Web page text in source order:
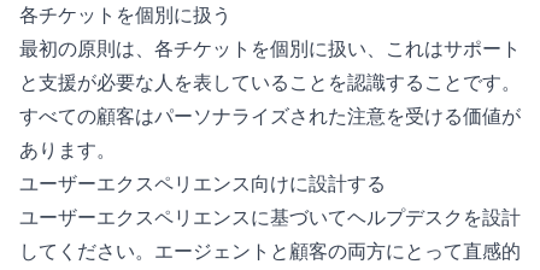
各チケットを個別に扱う
最初の原則は、各チケットを個別に扱い、これはサポート
と支援が必要な人を表していることを認識することです。
すべての顧客はパーソナライズされた注意を受ける価値が
あります。
ユーザーエクスペリエンス向けに設計する
ユーザーエクスペリエンスに基づいてヘルプデスクを設計
してください。エージェントと顧客の両方にとって直感的